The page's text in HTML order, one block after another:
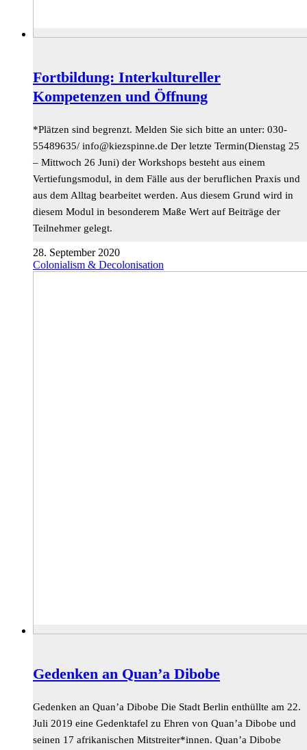
Fortbildung: Interkultureller
Kompetenzen und Öffnung
*Plätzen sind begrenzt. Melden Sie sich bitte an unter: 030-
55489635/ ed.ennipszeik@ofni Der letzte Termin(Dienstag 25
– Mittwoch 26 Juni) der Workshops besteht aus einem
Vertiefungsmodul, in dem Fälle aus der beruflichen Praxis und
aus dem Alltag bearbeitet werden. Aus diesem Grund wird in
diesem Modul in besonderem Maße Wert auf Beiträge der
Teilnehmer gelegt.
28. September 2020
Colonialism & Decolonisation
Gedenken an Quan’a Dibobe
Gedenken an Quan’a Dibobe Die Stadt Berlin enthüllte am 22.
Juli 2019 eine Gedenktafel zu Ehren von Quan’a Dibobe und
seinen 17 afrikanischen Mitstreiter*innen. Quan’a Dibobe